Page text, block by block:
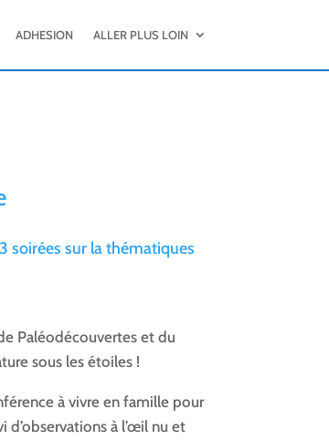
ADHESION ALLER PLUS LOIN
soirées sur la thématiques
Paléodécouvertes et du
sous les étoiles !
à vivre en famille pour
d’observations à l’œil nu et